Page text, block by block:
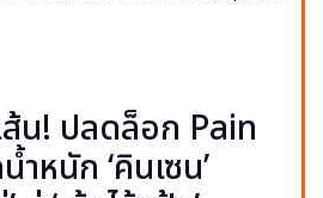
น! ปลดล็อก Pain
หนัก ‘คินเซน’